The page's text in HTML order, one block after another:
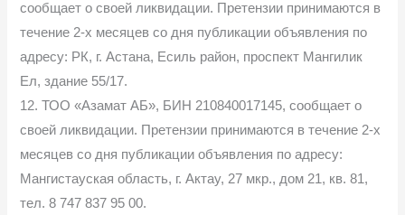
сообщает о своей ликвидации. Претензии принимаются в
течение 2-х месяцев со дня публикации объявления по
адресу: РК, г. Астана, Есиль район, проспект Мангилик
Ел, здание 55/17.
12. ТОО «Азамат АБ», БИН 210840017145, сообщает о
своей ликвидации. Претензии принимаются в течение 2-х
месяцев со дня публикации объявления по адресу:
Мангистауская область, г. Актау, 27 мкр., дом 21, кв. 81,
тел. 8 747 837 95 00.